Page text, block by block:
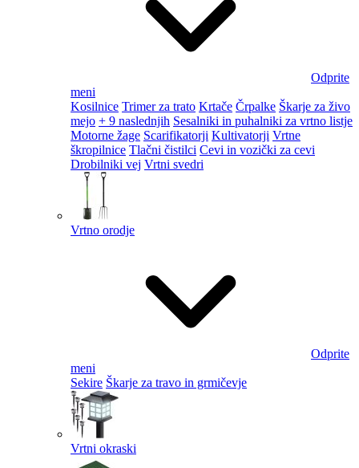
Odprite
meni
Kosilnice Trimer za trato Krtače Črpalke Škarje za živo
mejo + 9 naslednjih Sesalniki in puhalniki za vrtno listje
Motorne žage Scarifikatorji Kultivatorji Vrtne
škropilnice Tlačni čistilci Cevi in vozički za cevi
Drobilniki vej Vrtni svedri
Vrtno orodje
Odprite
meni
Sekire Škarje za travo in grmičevje
Vrtni okraski